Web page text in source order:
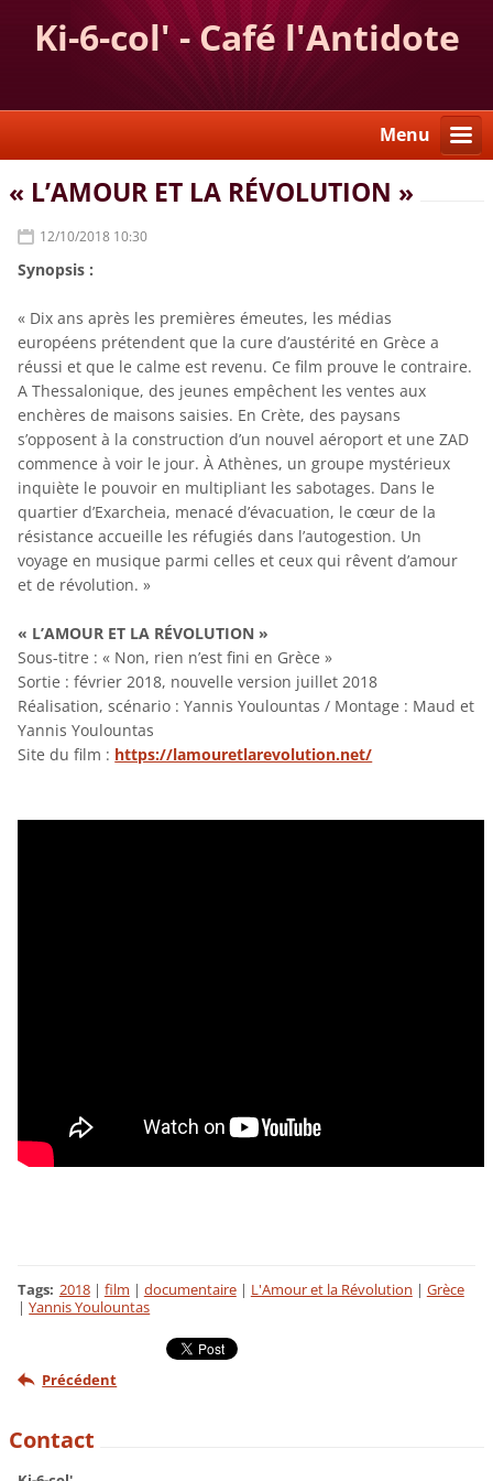
Ki-6-col' - Café l'Antidote
Menu
« L’AMOUR ET LA RÉVOLUTION »
12/10/2018 10:30
Synopsis :
« Dix ans après les premières émeutes, les médias
européens prétendent que la cure d’austérité en Grèce a
réussi et que le calme est revenu. Ce film prouve le contraire.
A Thessalonique, des jeunes empêchent les ventes aux
enchères de maisons saisies. En Crète, des paysans
s’opposent à la construction d’un nouvel aéroport et une ZAD
commence à voir le jour. À Athènes, un groupe mystérieux
inquiète le pouvoir en multipliant les sabotages. Dans le
quartier d’Exarcheia, menacé d’évacuation, le cœur de la
résistance accueille les réfugiés dans l’autogestion. Un
voyage en musique parmi celles et ceux qui rêvent d’amour
et de révolution. »
« L’AMOUR ET LA RÉVOLUTION »
Sous-titre : « Non, rien n’est fini en Grèce »
Sortie : février 2018, nouvelle version juillet 2018
Réalisation, scénario : Yannis Youlountas / Montage : Maud et
Yannis Youlountas
Site du film : https://lamouretlarevolution.net/
Tags: 2018 | film | documentaire | L'Amour et la Révolution | Grèce
| Yannis Youlountas
Précédent
Contact